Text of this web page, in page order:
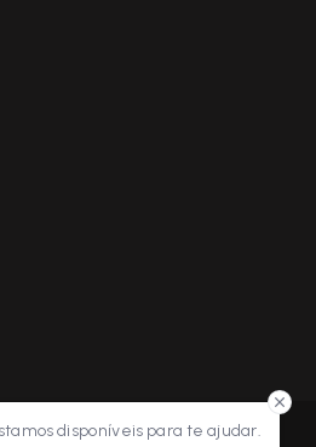
disponíveis para te ajudar.
IMOBILIÁRIOS RP - Todos